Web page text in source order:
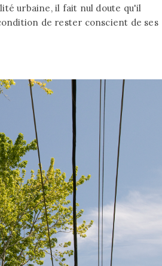
urbaine, il fait nul doute qu'il
de rester conscient de ses